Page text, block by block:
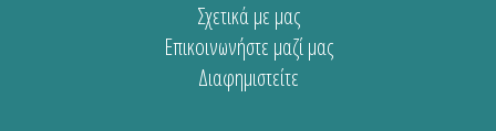
Σχετικά με μας
Επικοινωνήστε μαζί μας
Διαφημιστείτε